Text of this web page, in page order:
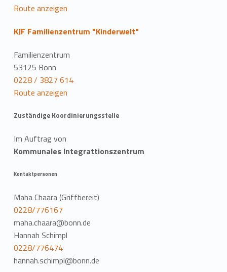
Route anzeigen
KJF Familienzentrum "Kinderwelt"
Familienzentrum
53125 Bonn
0228 / 3827 614
Route anzeigen
Zuständige Koordinierungsstelle
Im Auftrag von
Kommunales Integrattionszentrum
Kontaktpersonen
Maha Chaara (Griffbereit)
0228/776167
maha.chaara@bonn.de
Hannah Schimpl
0228/776474
hannah.schimpl@bonn.de